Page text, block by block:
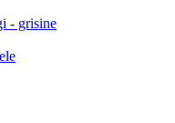
- grisine